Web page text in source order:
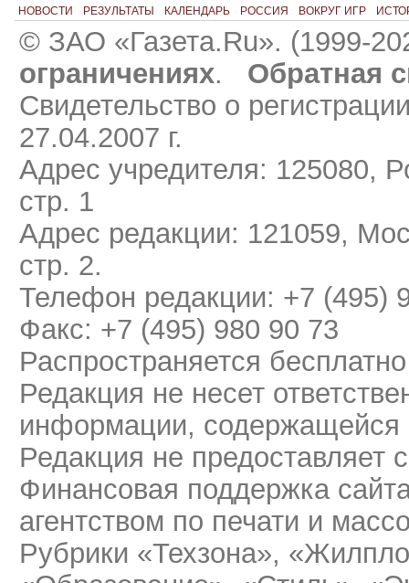
НОВОСТИ РЕЗУЛЬТАТЫ КАЛЕНДАРЬ РОССИЯ ВОКРУГ ИГР
© ЗАО «Газета.Ru». (1999-
ограничениях.
Обратная
Свидетельство о
27.04.2007 г.
Адрес учредителя: 125080,
стр. 1
Адрес редакции: 121059,
стр. 2.
Телефон редакции: +7 (495)
Факс: +7 (495) 980 90 73
Распространяется бесплатно
Редакция не несет
информации, содержащейся
Редакция не предоставляет
Финансовая поддержка
агентством по печати и
Рубрики «Техзона»,